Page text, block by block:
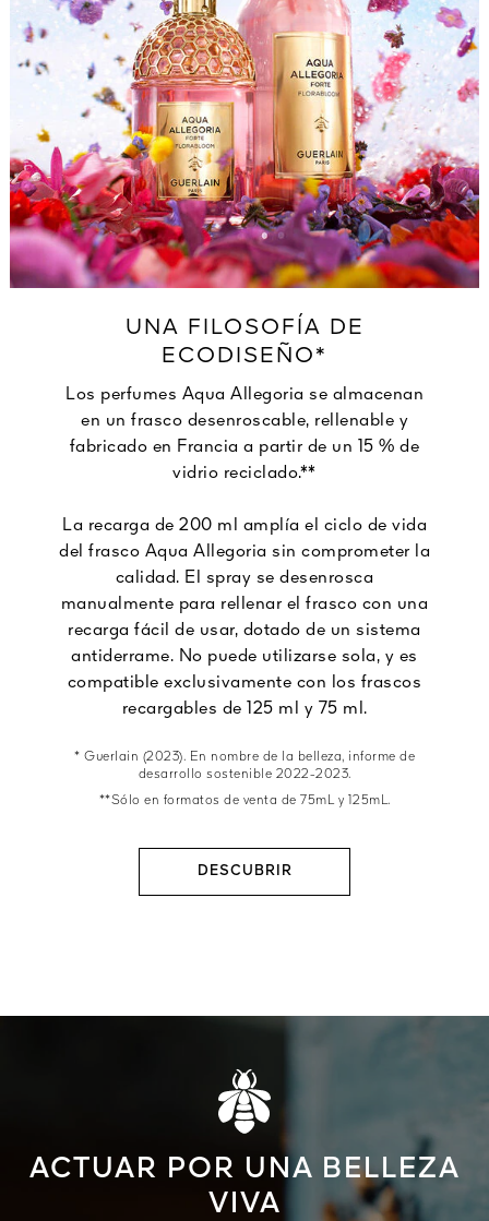
UNA FILOSOFÍA DE
ECODISEÑO*
Los perfumes Aqua Allegoria se almacenan
en un frasco desenroscable, rellenable y
fabricado en Francia a partir de un 15 % de
vidrio reciclado.**
La recarga de 200 ml amplía el ciclo de vida
del frasco Aqua Allegoria sin comprometer la
calidad. El spray se desenrosca
manualmente para rellenar el frasco con una
recarga fácil de usar, dotado de un sistema
antiderrame. No puede utilizarse sola, y es
compatible exclusivamente con los frascos
recargables de 125 ml y 75 ml.
* Guerlain (2023). En nombre de la belleza, informe de
desarrollo sostenible 2022-2023.
**Sólo en formatos de venta de 75mL y 125mL.
DESCUBRIR
ACTUAR POR UNA BELLEZA
VIVA